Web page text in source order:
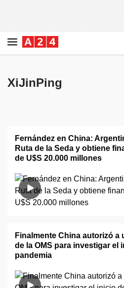
XiJinPing
Fernández en China:
Ruta de la Seda y obtiene
de U$S 20.000 millones
Finalmente China autorizó a
de la OMS para investigar el
pandemia